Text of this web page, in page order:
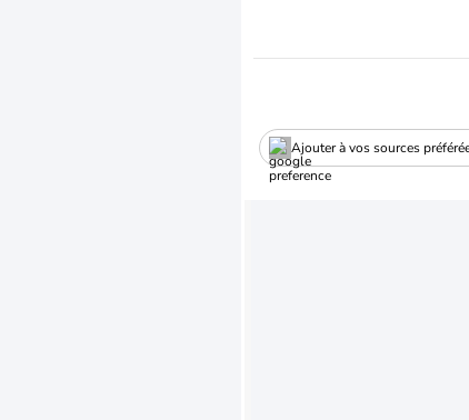
Ajouter à vos sources